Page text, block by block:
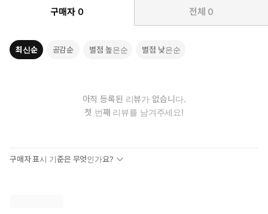
구매자 0 전체 0
최신순 공감순 별점 높은순 별점 낮은순
아직 등록된 리뷰가 없습니다.
첫 번째 리뷰를 남겨주세요!
구매자 표시 기준은 무엇인가요?